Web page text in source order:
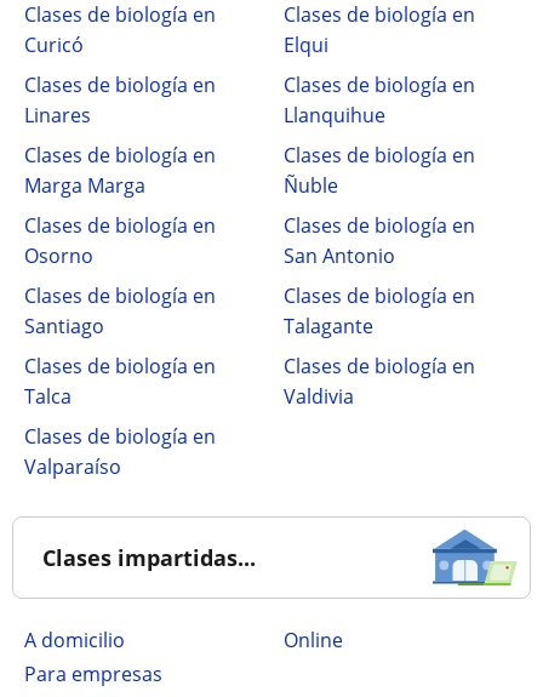
Clases de biología en
Curicó
Clases de biología en
Elqui
Clases de biología en
Linares
Clases de biología en
Llanquihue
Clases de biología en
Marga Marga
Clases de biología en
Ñuble
Clases de biología en
Osorno
Clases de biología en
San Antonio
Clases de biología en
Santiago
Clases de biología en
Talagante
Clases de biología en
Talca
Clases de biología en
Valdivia
Clases de biología en
Valparaíso
Clases impartidas...
a domicilio
online
para empresas